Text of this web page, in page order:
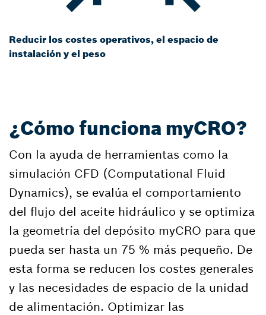
Reducir los costes operativos, el espacio de
instalación y el peso
¿Cómo funciona myCRO?
Con la ayuda de herramientas como la
simulación CFD (Computational Fluid
Dynamics), se evalúa el comportamiento
del flujo del aceite hidráulico y se optimiza
la geometría del depósito myCRO para que
pueda ser hasta un 75 % más pequeño. De
esta forma se reducen los costes generales
y las necesidades de espacio de la unidad
de alimentación. Optimizar las